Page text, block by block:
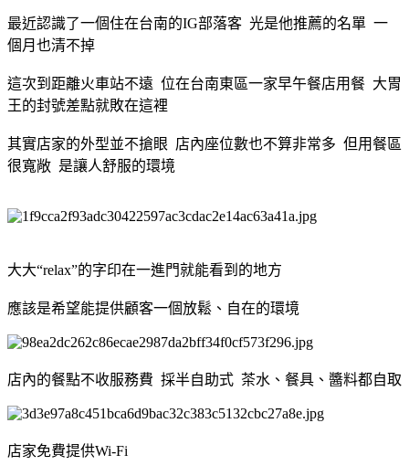
最近認識了一個住在台南的IG部落客 光是他推薦的名單 一
個月也清不掉
這次到距離火車站不遠 位在台南東區一家早午餐店用餐 大胃
王的封號差點就敗在這裡
其實店家的外型並不搶眼 店內座位數也不算非常多 但用餐區
很寬敞 是讓人舒服的環境
大大“relax”的字印在一進門就能看到的地方
應該是希望能提供顧客一個放鬆、自在的環境
店內的餐點不收服務費 採半自助式 茶水、餐具、醬料都自取
店家免費提供Wi-Fi